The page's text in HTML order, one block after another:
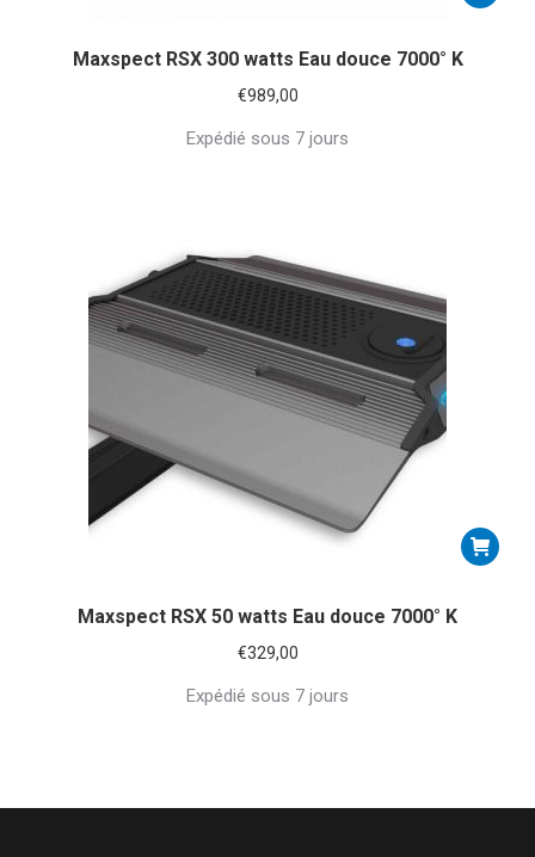
Maxspect RSX 300 watts Eau douce 7000° K
€989,00
Expédié sous 7 jours
Maxspect RSX 50 watts Eau douce 7000° K
€329,00
Expédié sous 7 jours